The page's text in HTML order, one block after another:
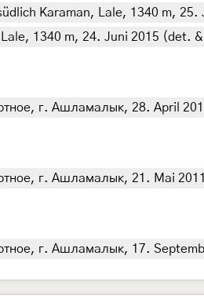
Karaman, Lale, 1340 m,
1340 m, 24. Juni 2015 (det.
г. Ашламалык, 28. April
г. Ашламалык, 21. Mai
г. Ашламалык, 17.